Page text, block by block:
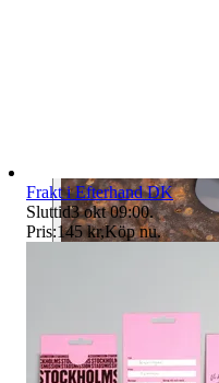
Frakt i Efterhand DK
Sluttid3 okt 09:00.
Pris:145 kr,Köp nu.